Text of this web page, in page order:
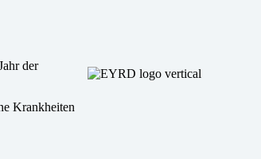
der
Krankheiten